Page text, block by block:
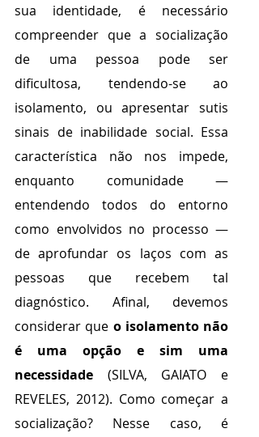
sua identidade, é necessário
compreender que a socialização
de uma pessoa pode ser
dificultosa, tendendo-se ao
isolamento, ou apresentar sutis
sinais de inabilidade social. Essa
característica não nos impede,
enquanto comunidade —
entendendo todos do entorno
como envolvidos no processo —
de aprofundar os laços com as
pessoas que recebem tal
diagnóstico. Afinal, devemos
considerar que o isolamento não
é uma opção e sim uma
necessidade (SILVA, GAIATO e
REVELES, 2012). Como começar a
socialização? Nesse caso, é